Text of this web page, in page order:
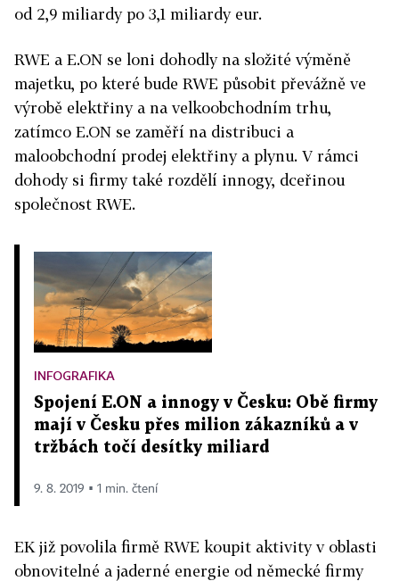
od 2,9 miliardy po 3,1 miliardy eur.
RWE a E.ON se loni dohodly na složité výměně
majetku, po které bude RWE působit převážně ve
výrobě elektřiny a na velkoobchodním trhu,
zatímco E.ON se zaměří na distribuci a
maloobchodní prodej elektřiny a plynu. V rámci
dohody si firmy také rozdělí innogy, dceřinou
společnost RWE.
INFOGRAFIKA
Spojení E.ON a innogy v Česku: Obě firmy
mají v Česku přes milion zákazníků a v
tržbách točí desítky miliard
9. 8. 2019 ▪ 1 min. čtení
EK již povolila firmě RWE koupit aktivity v oblasti
obnovitelné a jaderné energie od německé firmy